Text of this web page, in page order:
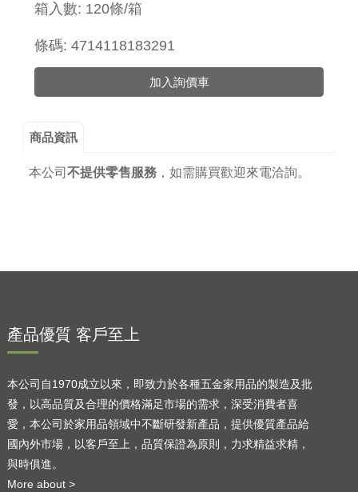
箱入數: 120條/箱
條碼: 4714118183291
加入詢價車
商品資訊
本公司 不提供零售服務， 如需購買歡迎來電洽詢。
產品優質 客戶至上
本公司自1970成立以來，即致力於各種五金家用品的製造及批
發，以高品質及合理的價格滿足市場的需求，深受消費者喜
愛，本公司於家用品領域中不斷研發新產品，提供優質產品給
國內外市場，以客戶至上，品質保證為原則，力求精益求精，
與時俱進。
More about >